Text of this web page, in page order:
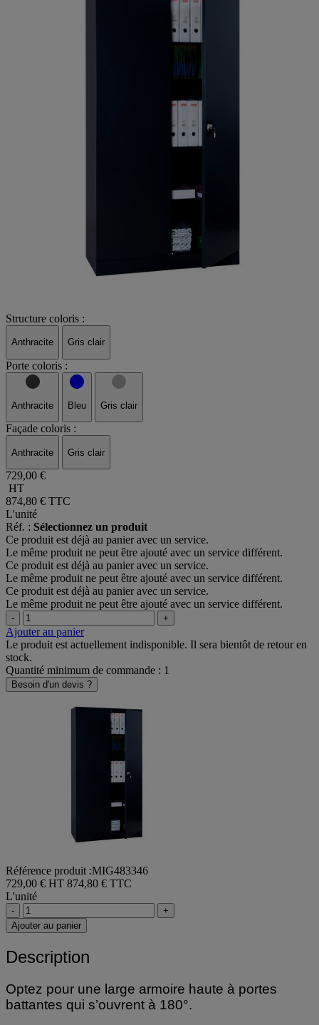
Structure coloris :
Anthracite Gris clair
Porte coloris :
Anthracite Bleu Gris clair
Façade coloris :
Anthracite Gris clair
729,00 €
HT
874,80 € TTC
L'unité
Réf. : Sélectionnez un produit
Ce produit est déjà au panier avec un service.
Le même produit ne peut être ajouté avec un service différent.
Ce produit est déjà au panier avec un service.
Le même produit ne peut être ajouté avec un service différent.
Ce produit est déjà au panier avec un service.
Le même produit ne peut être ajouté avec un service différent.
- +
Ajouter au panier
Le produit est actuellement indisponible. Il sera bientôt de retour en
stock.
Quantité minimum de commande : 1
Besoin d'un devis ?
Référence produit :MIG483346
729,00 € HT 874,80 € TTC
L'unité
-
+
Ajouter au panier
Description
Optez pour une large armoire haute à portes
battantes qui s’ouvrent à 180°.